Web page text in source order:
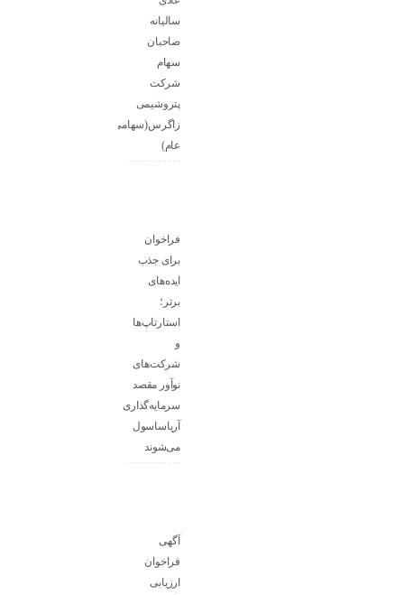
سالیانه
صاحبان
سهام
شرکت
پتروشیمی
زاگرس(سهامی
عام)
فراخوان
برای جذب
ایده‌های
برتر؛
استارتاپ‌ها
و
شرکت‌های
نوآور مقصد
سرما‌یه‌گذاری
آریاساسول
می‌شوند
آگهی
فراخوان
ارزیابی